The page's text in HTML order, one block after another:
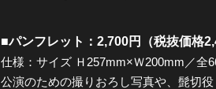
■パンフレット：2,700円（税抜価格
仕様：サイズ Ｈ257mm×Ｗ200mm／全
公演のための撮りおろし写真や、髭切